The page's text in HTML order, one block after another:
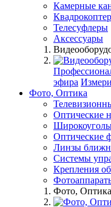
Камерные
Телесуфлеры
Аксессуары
эфира
Фото, Оптика
Оптические
Оптические
Линзы
Системы
Крепления
Фото, Оптика